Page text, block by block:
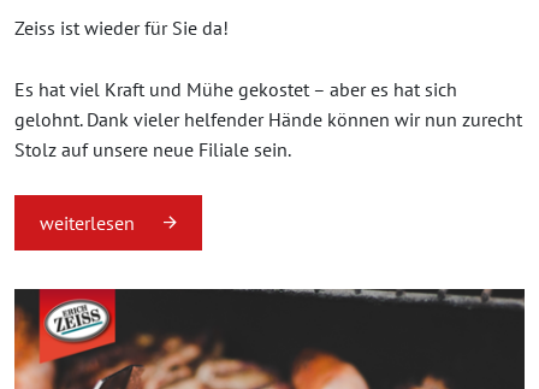
Zeiss ist wieder für Sie da!
Es hat viel Kraft und Mühe gekostet – aber es hat sich
gelohnt. Dank vieler helfender Hände können wir nun zurecht
Stolz auf unsere neue Filiale sein.
weiterlesen